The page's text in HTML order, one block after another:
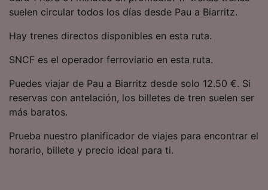
suelen circular todos los días desde Pau a Biarritz.
Hay trenes directos disponibles en esta ruta.
SNCF es el operador ferroviario en esta ruta.
Puedes viajar de Pau a Biarritz desde solo 12.50 €. Si
reservas con antelación, los billetes de tren suelen ser
más baratos.
Prueba nuestro planificador de viajes para encontrar el
horario, billete y precio ideal para ti.
precisa. Analizar activamente las
identificación. Almacenar la información en un
dispositivo y/o acceder a ella. Publicidad y
contenido personalizados, medición de
publicidad y contenido, investigación de
audiencia y desarrollo de servicios.
Lista de asociados (proveedores)